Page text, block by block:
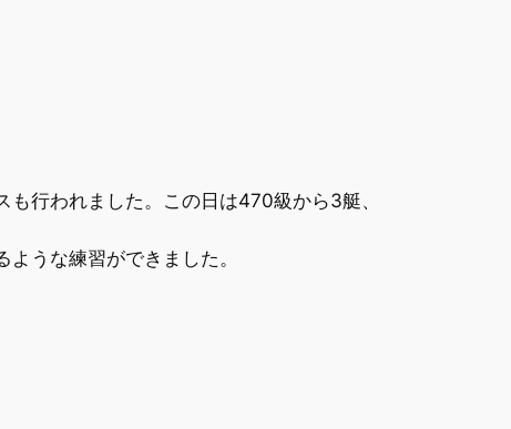
行われました。この日は470級から3艇、
うな練習ができました。